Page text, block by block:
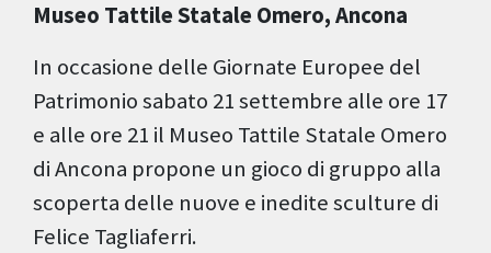
Museo Tattile Statale Omero, Ancona
In occasione delle Giornate Europee del
Patrimonio sabato 21 settembre alle ore 17
e alle ore 21 il Museo Tattile Statale Omero
di Ancona propone un gioco di gruppo alla
scoperta delle nuove e inedite sculture di
Felice Tagliaferri.